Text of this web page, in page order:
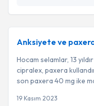
Anksiyete ve
Hocam selamlar, 13
cipralex, paxera
son paxera 40 mg ike
19 Kasım 2023